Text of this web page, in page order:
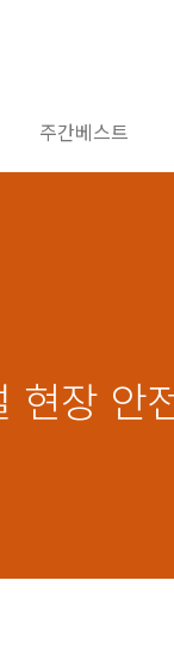
주간베스트
현장 안